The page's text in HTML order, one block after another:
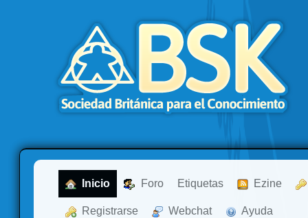
Inicio Foro Etiquetas Ezine
Registrarse Webchat Ayuda